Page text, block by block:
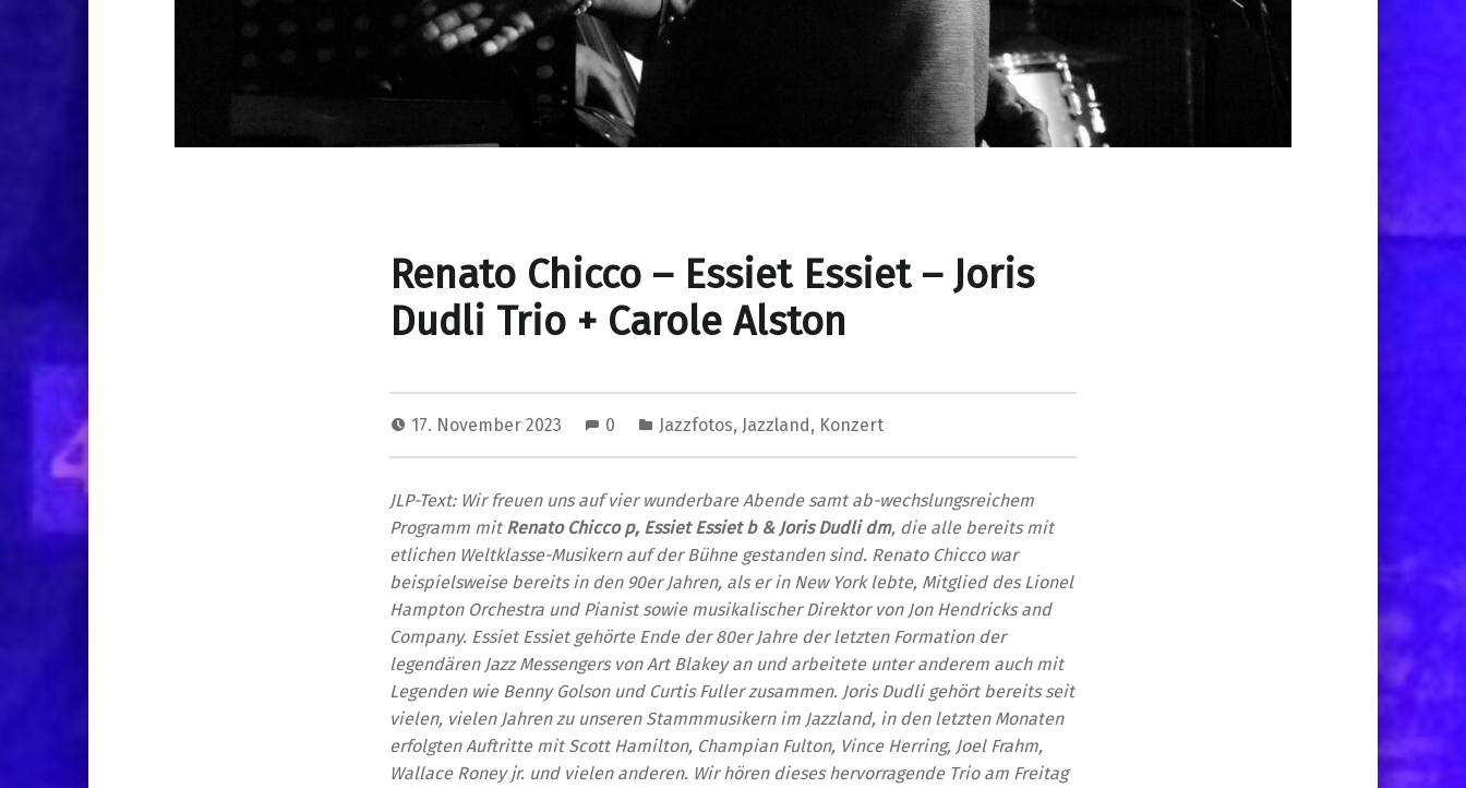
Renato Chicco – Essiet Essiet – Joris
Dudli Trio + Carole Alston
17. November 2023 0 Jazzfotos, Jazzland, Konzert
JLP-Text: Wir freuen uns auf vier wunderbare Abende samt ab-wechslungsreichem
Programm mit Renato Chicco p, Essiet Essiet b & Joris Dudli dm, die alle bereits mit
etlichen Weltklasse-Musikern auf der Bühne gestanden sind. Renato Chicco war
beispielsweise bereits in den 90er Jahren, als er in New York lebte, Mitglied des Lionel
Hampton Orchestra und Pianist sowie musikalischer Direktor von Jon Hendricks and
Company. Essiet Essiet gehörte Ende der 80er Jahre der letzten Formation der
legendären Jazz Messengers von Art Blakey an und arbeitete unter anderem auch mit
Legenden wie Benny Golson und Curtis Fuller zusammen. Joris Dudli gehört bereits seit
vielen, vielen Jahren zu unseren Stammmusikern im Jazzland, in den letzten Monaten
erfolgten Auftritte mit Scott Hamilton, Champian Fulton, Vince Herring, Joel Frahm,
Wallace Roney jr. und vielen anderen. Wir hören dieses hervorragende Trio am Freitag